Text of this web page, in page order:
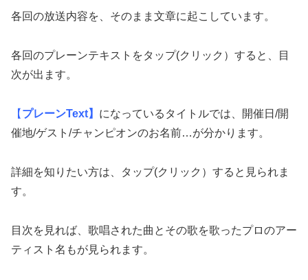
各回の放送内容を、そのまま文章に起こしています。
各回のプレーンテキストをタップ(クリック）すると、目
次が出ます。
【 プレーンText】 になっているタイトルでは、開催日/開
催地/ゲスト/チャンピオンのお名前…が分かります。
詳細を知りたい方は、タップ(クリック）すると見られま
す。
目次を見れば、歌唱された曲とその歌を歌ったプロのアー
ティスト名もが見られます。